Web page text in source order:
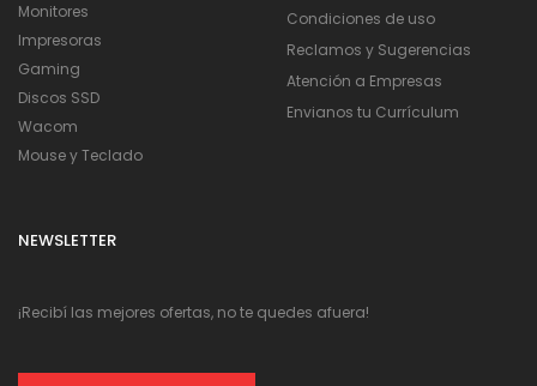
Monitores
Impresoras
Gaming
Discos SSD
Wacom
Mouse y Teclado
Condiciones de uso
Reclamos y Sugerencias
Atención a Empresas
Envianos tu Currículum
NEWSLETTER
¡Recibí las mejores ofertas, no te quedes afuera!